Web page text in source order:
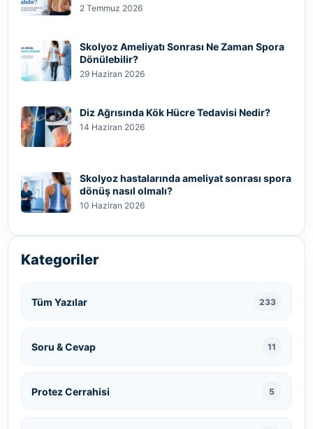
2 Temmuz 2026
Skolyoz Ameliyatı Sonrası Ne Zaman Spora
Dönülebilir?
29 Haziran 2026
Diz Ağrısında Kök Hücre Tedavisi Nedir?
14 Haziran 2026
Skolyoz hastalarında ameliyat sonrası spora
dönüş nasıl olmalı?
10 Haziran 2026
Kategoriler
Tüm Yazılar 233
Soru & Cevap 11
Protez Cerrahisi 5